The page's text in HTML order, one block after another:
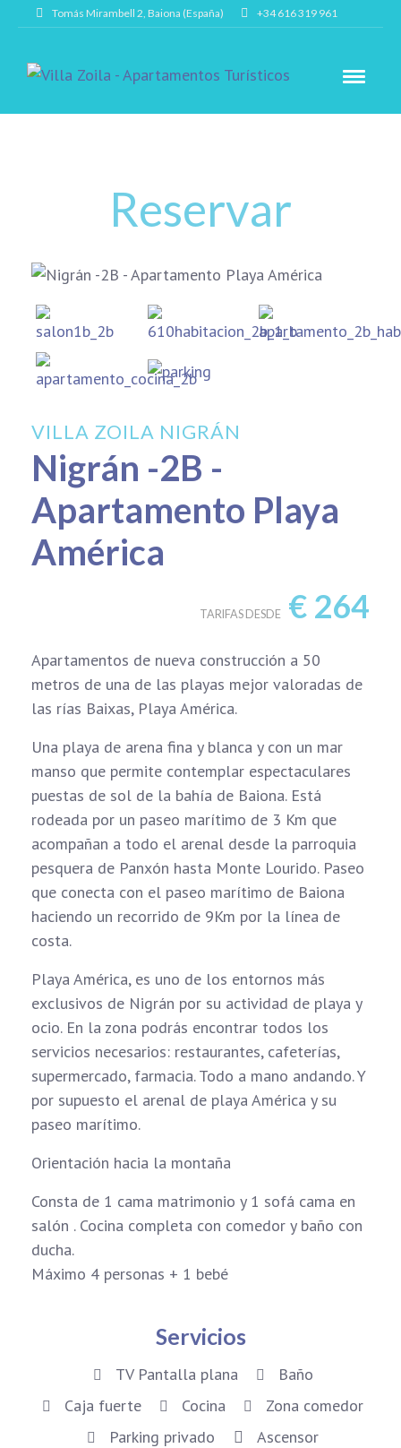
Tomás Mirambell 2, Baiona (España) +34 616 319 961
Reservar
Nigrán -2B -
Apartamento Playa
América
VILLA ZOILA NIGRÁN
TARIFAS DESDE € 264
Apartamentos de nueva construcción a 50
metros de una de las playas mejor valoradas de
las rías Baixas, Playa América.
Una playa de arena fina y blanca y con un mar
manso que permite contemplar espectaculares
puestas de sol de la bahía de Baiona. Está
rodeada por un paseo marítimo de 3 Km que
acompañan a todo el arenal desde la parroquia
pesquera de Panxón hasta Monte Lourido. Paseo
que conecta con el paseo marítimo de Baiona
haciendo un recorrido de 9Km por la línea de
costa.
Playa América, es uno de los entornos más
exclusivos de Nigrán por su actividad de playa y
ocio. En la zona podrás encontrar todos los
servicios necesarios: restaurantes, cafeterías,
supermercado, farmacia. Todo a mano andando. Y
por supuesto el arenal de playa América y su
paseo marítimo.
Orientación hacia la montaña
Consta de 1 cama matrimonio y 1 sofá cama en
salón . Cocina completa con comedor y baño con
ducha.
Máximo 4 personas + 1 bebé
Servicios
TV Pantalla plana
Baño
Caja fuerte
Cocina
Zona comedor
Parking privado
Ascensor